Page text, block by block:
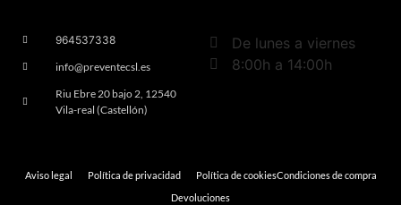
964537338
info@preventecsl.es
Riu Ebre 20 bajo 2, 12540
Vila-real (Castellón)
De lunes a viernes
8:00h a 14:00h
Aviso legal Política de privacidad Política de cookiesCondiciones de compra
Devoluciones